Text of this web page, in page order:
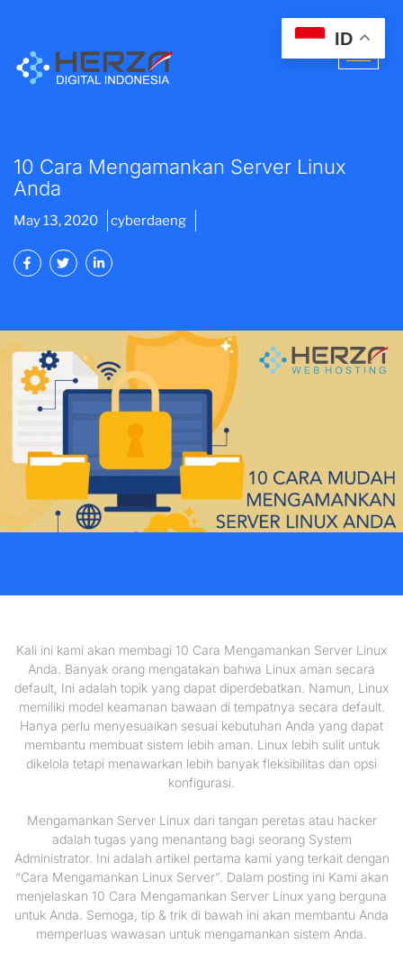
10 Cara Mengamankan Server Linux
Anda
May 13, 2020 cyberdaeng
Kali ini kami akan membagi 10 Cara Mengamankan Server Linux
Anda. Banyak orang mengatakan bahwa Linux aman secara
default, Ini adalah topik yang dapat diperdebatkan. Namun, Linux
memiliki model keamanan bawaan di tempatnya secara default.
Hanya perlu menyesuaikan sesuai kebutuhan Anda yang dapat
membantu membuat sistem lebih aman. Linux lebih sulit untuk
dikelola tetapi menawarkan lebih banyak fleksibilitas dan opsi
konfigurasi.
Mengamankan Server Linux dari tangan peretas atau hacker
adalah tugas yang menantang bagi seorang System
Administrator. Ini adalah artikel pertama kami yang terkait dengan
“Cara Mengamankan Linux Server”. Dalam posting ini Kami akan
menjelaskan 10 Cara Mengamankan Server Linux yang berguna
untuk Anda. Semoga, tip & trik di bawah ini akan membantu Anda
memperluas wawasan untuk mengamankan sistem Anda.
ID